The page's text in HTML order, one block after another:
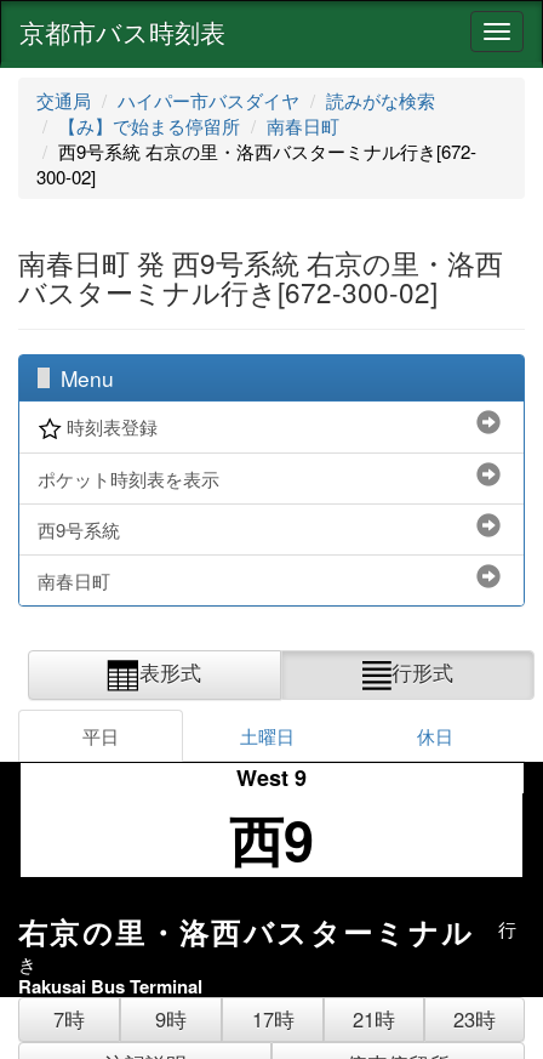
ナ
ビ
京都市バス時刻表
交通局 ハイパー市バスダイヤ
読みがな検索
【み】で始まる停留所
南春日町
西9号系統 右京の里・洛西バスターミナル行き[672-
300-02]
南春日町 発 西9号系統 右京の里・洛西
バスターミナル行き[672-300-02]
Menu
時刻表登録
ポケット時刻表を表示
西9号系統
南春日町
表形式 行形式
平日 土曜日 休日
West 9
西9
右京の里・洛西バスターミナル
行
き
Rakusai Bus Terminal
7時 9時 17時 21時
23時